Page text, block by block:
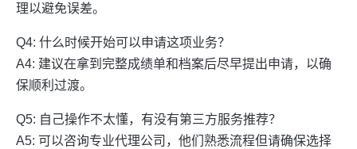
理以避免误差。
Q4: 什么时候开始可以申请这项业务？
A4: 建议在拿到完整成绩单和档案后尽早提出申请，以确
保顺利过渡。
Q5: 自己操作不太懂，有没有第三方服务推荐？
A5: 可以咨询专业代理公司，他们熟悉流程但请确保选择